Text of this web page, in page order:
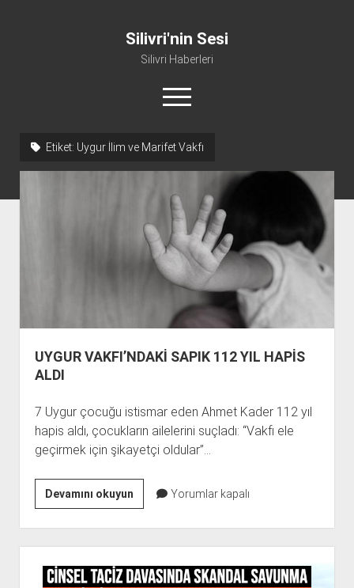
Silivri'nin Sesi
Silivri Haberleri
menüyü
aç
Gündem
Haber
Spor
Künye ve İletişim
Etiket: Uygur İlim ve Marifet Vakfı
UYGUR VAKFI’NDAKİ SAPIK 112 YIL HAPİS
ALDI
7 Uygur çocuğu istismar eden Ahmet Kader 112 yıl
hapis aldı, çocukların ailelerini suçladı: “Vakfı ele
geçirmek için şikayetçi oldular”…
Devamını okuyunUYGUR
VAKFI’NDAKİ
SAPIK
112
YIL
Yorumlar kapalı